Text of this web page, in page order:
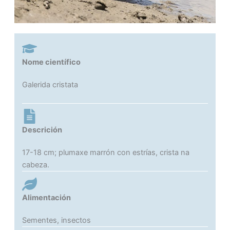
Nome científico
Galerida cristata
Descrición
17-18 cm; plumaxe marrón con estrías, crista na
cabeza.
Alimentación
Sementes, insectos